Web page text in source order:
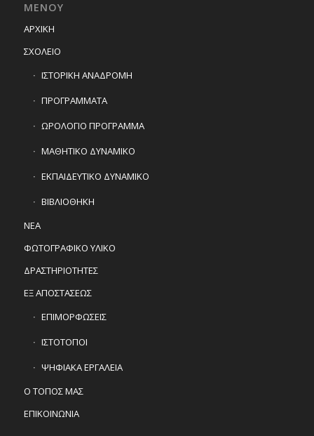
ΜΕΝΟΥ
ΑΡΧΙΚΗ
ΣΧΟΛΕΙΟ
ΙΣΤΟΡΙΚΗ ΑΝΑΔΡΟΜΗ
ΠΡΟΓΡΑΜΜΑΤΑ
ΩΡΟΛΟΓΙΟ ΠΡΟΓΡΑΜΜΑ
ΜΑΘΗΤΙΚΟ ΔΥΝΑΜΙΚΟ
ΕΚΠΑΙΔΕΥΤΙΚΟ ΔΥΝΑΜΙΚΟ
ΒΙΒΛΙΟΘΗΚΗ
ΝΕΑ
ΦΩΤΟΓΡΑΦΙΚΟ ΥΛΙΚΟ
ΔΡΑΣΤΗΡΙΟΤΗΤΕΣ
ΕΞ ΑΠΟΣΤΑΣΕΩΣ
ΕΠΙΜΟΡΦΩΣΕΙΣ
ΙΣΤΟΤΟΠΟΙ
ΨΗΦΙΑΚΑ ΕΡΓΑΛΕΙΑ
Ο ΤΟΠΟΣ ΜΑΣ
ΕΠΙΚΟΙΝΩΝΙΑ